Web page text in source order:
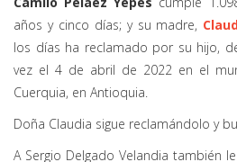
años y cinco días; y su madre,
los días ha reclamado por su hijo,
vez el 4 de abril de 2022 en el
Cuerquia, en Antioquia.
Doña Claudia sigue reclamándolo y
A Sergio Delgado Velandia también